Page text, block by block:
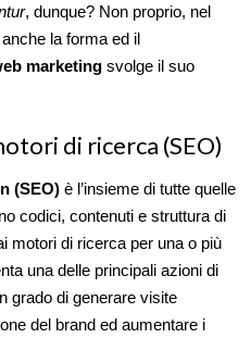
, dunque? Non proprio, nel
la forma ed il
marketingsvolge il suo
di ricerca (SEO)
(SEO)è l’insieme di tutte quelle
codici, contenuti e struttura di
motori di ricerca per una o più
una delle principali azioni di
grado di generare visite
del brand ed aumentare i